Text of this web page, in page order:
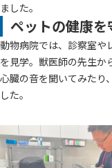
ました。
ペットの健康
動物病院では、診察室や
を見学。獣医師の先生か
心臓の音を聞いてみたり
した。